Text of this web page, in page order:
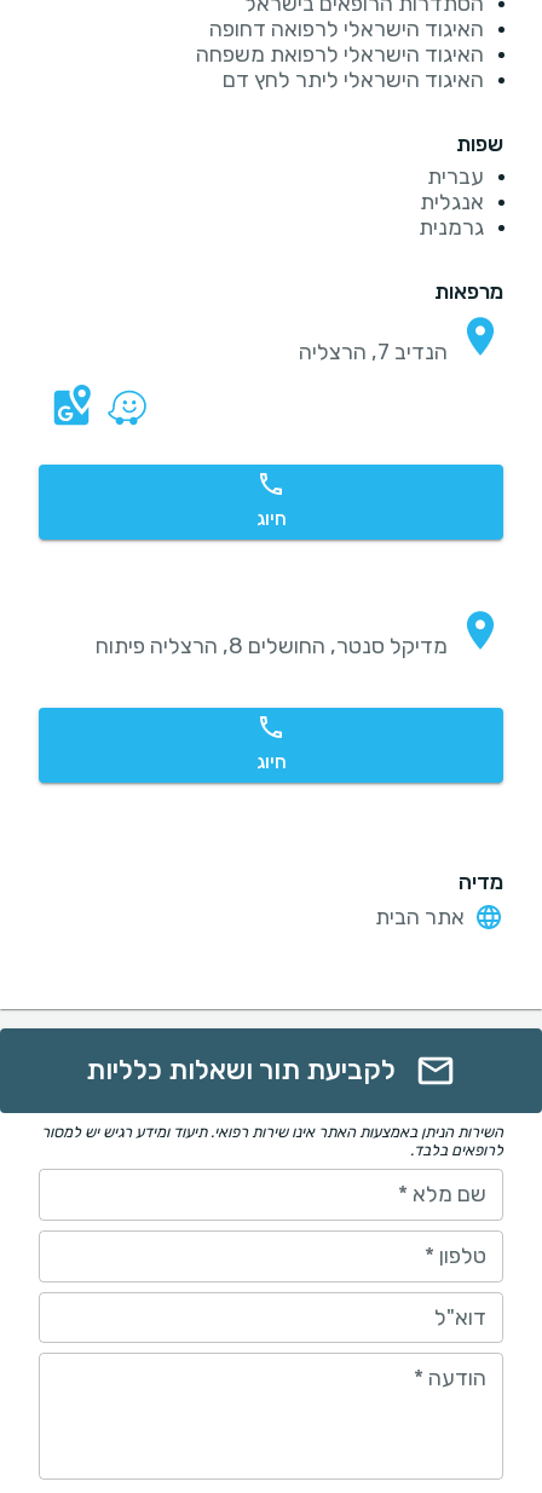
האיגוד הישראלי לרפואה דחופה
האיגוד הישראלי לרפואת משפחה
האיגוד הישראלי ליתר לחץ דם
שפות
עברית
אנגלית
גרמנית
מרפאות
הנדיב 7, הרצליה
חיוג
מדיקל סנטר, החושלים 8, הרצליה פיתוח
חיוג
מדיה
אתר הבית
לקביעת תור ושאלות כלליות
השירות הניתן באמצעות האתר אינו שירות רפואי. תיעוד ומידע רגיש יש למסור
לרופאים בלבד.
שם מלא *
טלפון *
דוא"ל
הודעה *